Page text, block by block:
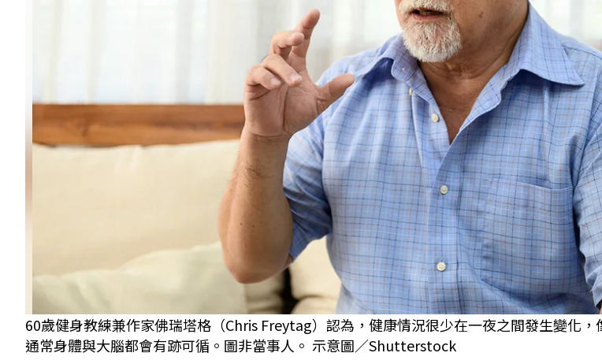
60歲健身教練兼作家佛瑞塔格（Chris Freytag）認為，健康情況很少在一夜之間發生變化，
通常身體與大腦都會有跡可循。圖非當事人。 示意圖／Shutterstock